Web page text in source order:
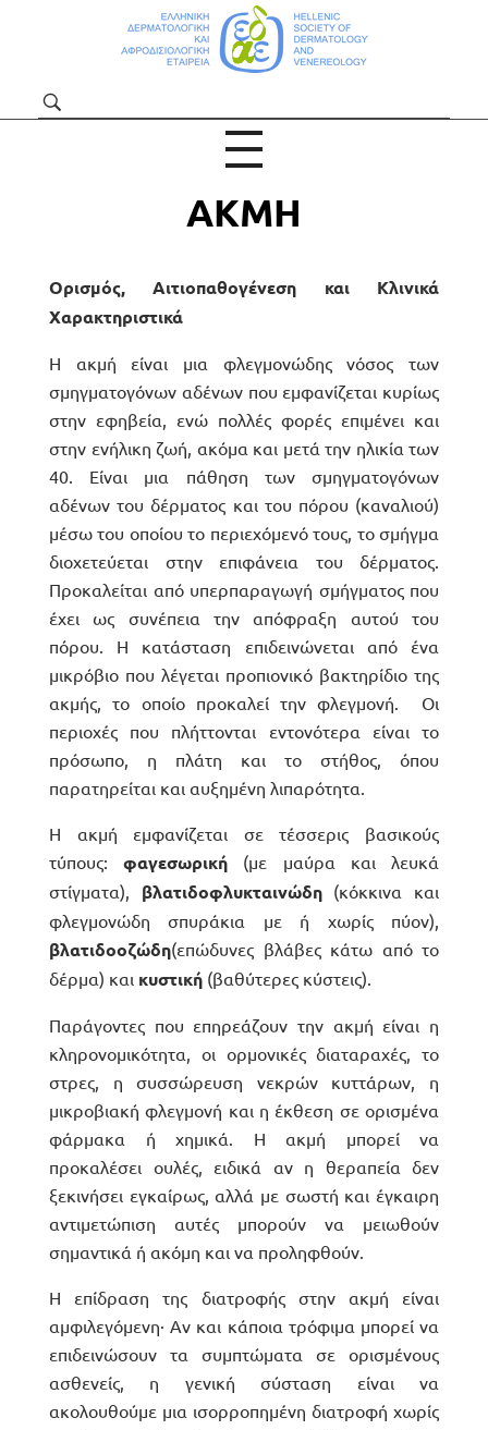
ΑΚΜΗ
Ορισμός, Αιτιοπαθογένεση και Κλινικά
Χαρακτηριστικά
Η ακμή είναι μια φλεγμονώδης νόσος των
σμηγματογόνων αδένων που εμφανίζεται κυρίως
στην εφηβεία, ενώ πολλές φορές επιμένει και
στην ενήλικη ζωή, ακόμα και μετά την ηλικία των
40. Είναι μια πάθηση των σμηγματογόνων
αδένων του δέρματος και του πόρου (καναλιού)
μέσω του οποίου το περιεχόμενό τους, το σμήγμα
διοχετεύεται στην επιφάνεια του δέρματος.
Προκαλείται από υπερπαραγωγή σμήγματος που
έχει ως συνέπεια την απόφραξη αυτού του
πόρου. Η κατάσταση επιδεινώνεται από ένα
μικρόβιο που λέγεται προπιονικό βακτηρίδιο της
ακμής, το οποίο προκαλεί την φλεγμονή. Οι
περιοχές που πλήττονται εντονότερα είναι το
πρόσωπο, η πλάτη και το στήθος, όπου
παρατηρείται και αυξημένη λιπαρότητα.
Η ακμή εμφανίζεται σε τέσσερις βασικούς
τύπους:φαγεσωρική (με μαύρα και λευκά
στίγματα), βλατιδοφλυκταινώδη(κόκκινα και
φλεγμονώδη σπυράκια με ή χωρίς πύον),
βλατιδοοζώδη(επώδυνες βλάβες κάτω από το
δέρμα) και κυστική (βαθύτερες κύστεις).
Παράγοντες που επηρεάζουν την ακμή είναι η
κληρονομικότητα, οι ορμονικές διαταραχές, το
στρες, η συσσώρευση νεκρών κυττάρων, η
μικροβιακή φλεγμονή και η έκθεση σε ορισμένα
φάρμακα ή χημικά. Η ακμή μπορεί να
προκαλέσει ουλές, ειδικά αν η θεραπεία δεν
ξεκινήσει εγκαίρως, αλλά με σωστή και έγκαιρη
αντιμετώπιση αυτές μπορούν να μειωθούν
σημαντικά ή ακόμη και να προληφθούν.
Η επίδραση της διατροφής στην ακμή είναι
αμφιλεγόμενη· Αν και κάποια τρόφιμα μπορεί να
επιδεινώσουν τα συμπτώματα σε ορισμένους
ασθενείς, η γενική σύσταση είναι να
ακολουθούμε μια ισορροπημένη διατροφή χωρίς